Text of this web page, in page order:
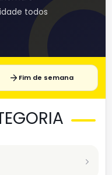
todos
Fim de semana